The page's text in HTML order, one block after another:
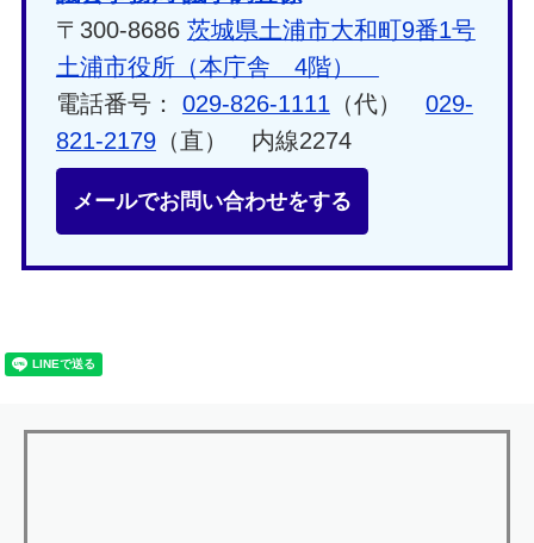
〒300-8686 茨城県土浦市大和町9番1号
土浦市役所（本庁舎 4階）
電話番号： 029-826-1111 （代） 029-
821-2179（直） 内線2274
メールでお問い合わせをする